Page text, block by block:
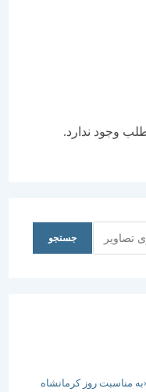
ندارد.
جستجو
روز کرمانشاه